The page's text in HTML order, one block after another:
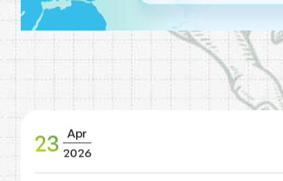
23 Apr
2026